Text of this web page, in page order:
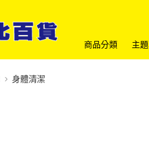
商品分類 主
身體清潔